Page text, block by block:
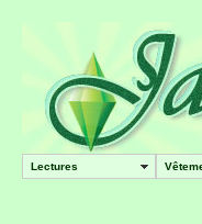
Lectures